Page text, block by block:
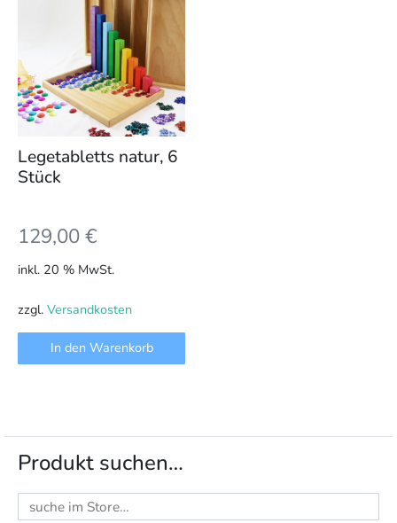
Legetabletts natur, 6
Stück
129,00€
inkl. 20 % MwSt.
zzgl. Versandkosten
In den Warenkorb
Produkt suchen…
Suchen